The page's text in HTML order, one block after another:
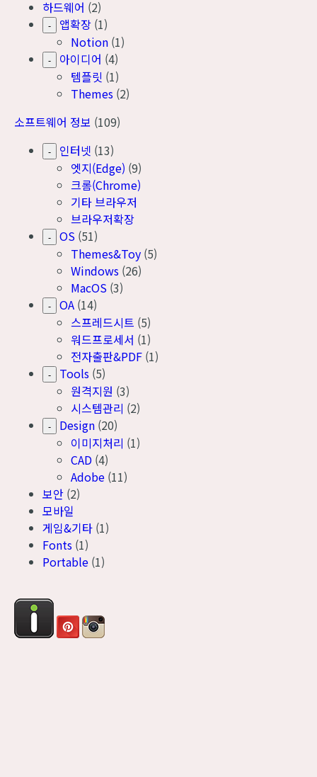
하드웨어 (2)
- 앱확장 (1)
Notion (1)
- 아이디어 (4)
템플릿 (1)
Themes (2)
소프트웨어 정보 (109)
- 인터넷 (13)
엣지(Edge) (9)
크롬(Chrome)
기타 브라우저
브라우저확장
- OS (51)
Themes&Toy (5)
Windows (26)
MacOS (3)
- OA (14)
스프레드시트 (5)
워드프로세서 (1)
전자출판&PDF (1)
- Tools (5)
원격지원 (3)
시스템관리 (2)
- Design (20)
이미지처리 (1)
CAD (4)
Adobe (11)
보안 (2)
모바일
게임&기타 (1)
Fonts (1)
Portable (1)